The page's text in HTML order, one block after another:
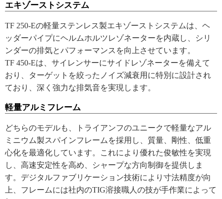
エキゾーストシステム
TF 250-Eの軽量ステンレス製エキゾーストシステムは、ヘ
ッダーパイプにヘルムホルツレゾネーターを内蔵し、シリ
ンダーの排気とパフォーマンスを向上させています。
TF 450-Eは、サイレンサーにサイドレゾネーターを備えて
おり、ターゲットを絞ったノイズ減衰用に特別に設計され
ており、深く強力な排気音を実現します。
軽量アルミフレーム
どちらのモデルも、トライアンフのユニークで軽量なアル
ミニウム製スパインフレームを採用し、質量、剛性、低重
心化を最適化しています。これにより優れた俊敏性を実現
し、高速安定性を高め、シャープな方向制御を提供しま
す。デジタルファブリケーション技術により寸法精度が向
上、フレームには社内のTIG溶接職人の技が手作業によって